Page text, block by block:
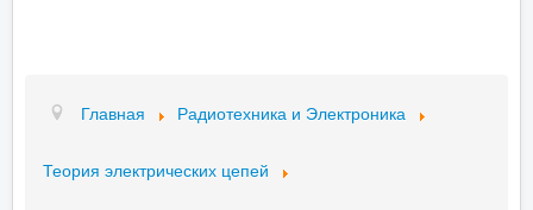
Главная Радиотехника и Электроника
Теория электрических цепей